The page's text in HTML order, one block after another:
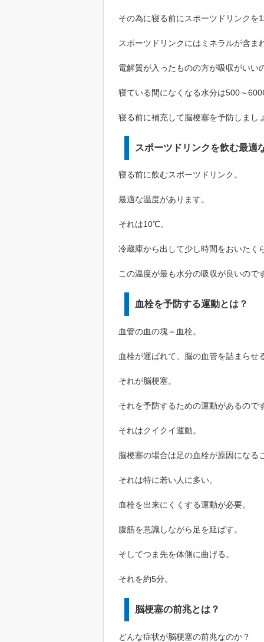
その為に寝る前にスポーツドリンクを1
スポーツドリンクにはミネラルが含ま
電解質が入ったものの方が吸収がいい
寝ている間になくなる水分は500～
寝る前に補充して脳梗塞を予防しまし
スポーツドリンクを飲む最適
寝る前に飲むスポーツドリンク。
最適な温度があります。
それは10℃。
冷蔵庫から出して少し時間をおいたく
この温度が最も水分の吸収が良いので
血栓を予防する運動とは？
血管の血の塊＝血栓。
血栓が運ばれて、脳の血管を詰まらせ
それが脳梗塞。
それを予防するための運動があるので
それはクイクイ運動。
脳梗塞の場合は足の血栓が原因になる
それは特に若い人に多い。
血栓を出来にくくする運動が必要。
腹筋を意識しながら足を延ばす。
そしてつま先を体側に曲げる。
それを約5分。
脳梗塞の前兆とは？
どんな症状が脳梗塞の前兆なのか？